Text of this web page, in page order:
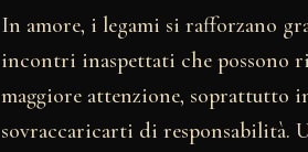
In amore, i legami si rafforzano
incontri inaspettati che possono
maggiore attenzione, soprattutto
sovraccaricarti di responsabilità.